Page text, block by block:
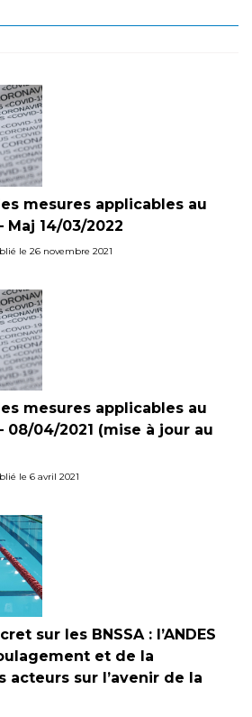
mesures applicables au
14/03/2022
le 26 novembre 2021
mesures applicables au
08/04/2021 (mise à jour au
le 6 avril 2021
sur les BNSSA : l’ANDES
et de la
acteurs sur l’avenir de la